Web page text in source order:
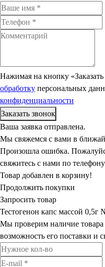
Нажимая на кнопку
обработку персональных
конфиденциальности
Ваша заявка отправлена.
Мы свяжемся с вами в
Произошла ошибка.
свяжитесь с нами по
Товар добавлен в корзину!
Продолжить покупки
Запросить товар
Тестогенон капс массой 0,5г
Мы проверим наличие товара
возможность его поставки и